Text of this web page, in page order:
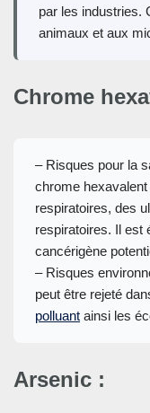
par les industries.
animaux et aux
Chrome
– Risques pour la
chrome
respiratoires, des
respiratoires. Il est
cancérigène
– Risques
peut être rejeté
polluant ainsi les
Arsenic :